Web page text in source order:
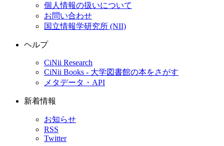
個人情報の扱いについて
お問い合わせ
国立情報学研究所 (NII)
ヘルプ
CiNii Research
CiNii Books - 大学図書館の本をさがす
メタデータ・API
新着情報
お知らせ
RSS
Twitter